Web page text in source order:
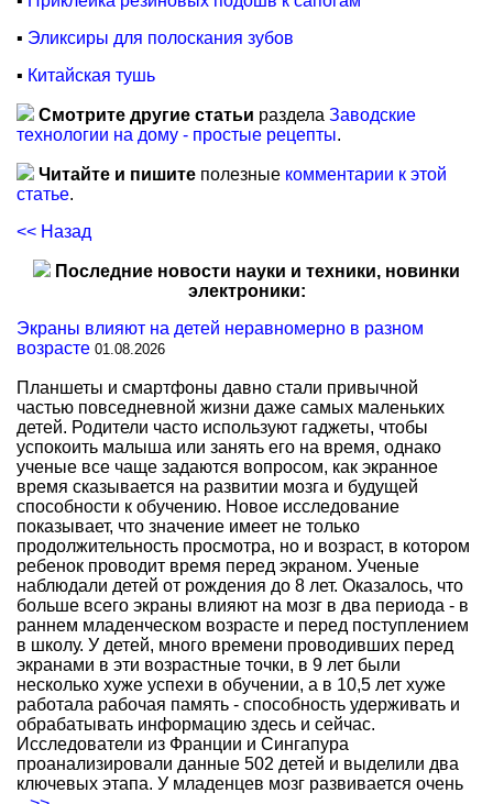
▪ Эликсиры для полоскания зубов
▪ Китайская тушь
Смотрите другие статьи раздела Заводские
технологии на дому - простые рецепты.
Читайте и пишите полезные комментарии к этой
статье.
<< Назад
Последние новости науки и техники, новинки
электроники:
Экраны влияют на детей неравномерно в разном
возрасте 01.08.2026
Планшеты и смартфоны давно стали привычной
частью повседневной жизни даже самых маленьких
детей. Родители часто используют гаджеты, чтобы
успокоить малыша или занять его на время, однако
ученые все чаще задаются вопросом, как экранное
время сказывается на развитии мозга и будущей
способности к обучению. Новое исследование
показывает, что значение имеет не только
продолжительность просмотра, но и возраст, в котором
ребенок проводит время перед экраном. Ученые
наблюдали детей от рождения до 8 лет. Оказалось, что
больше всего экраны влияют на мозг в два периода - в
раннем младенческом возрасте и перед поступлением
в школу. У детей, много времени проводивших перед
экранами в эти возрастные точки, в 9 лет были
несколько хуже успехи в обучении, а в 10,5 лет хуже
работала рабочая память - способность удерживать и
обрабатывать информацию здесь и сейчас.
Исследователи из Франции и Сингапура
проанализировали данные 502 детей и выделили два
ключевых этапа. У младенцев мозг развивается очень